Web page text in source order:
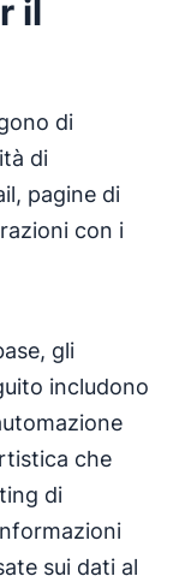
il
di
di
pagine di
con i
gli
includono
che
di
sui dati al